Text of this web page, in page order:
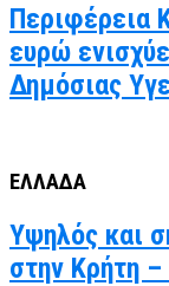
Περιφέρεια
ευρώ
Δημόσιας
ΕΛΛΑΔΑ
Υψηλός και
στην Κρήτη